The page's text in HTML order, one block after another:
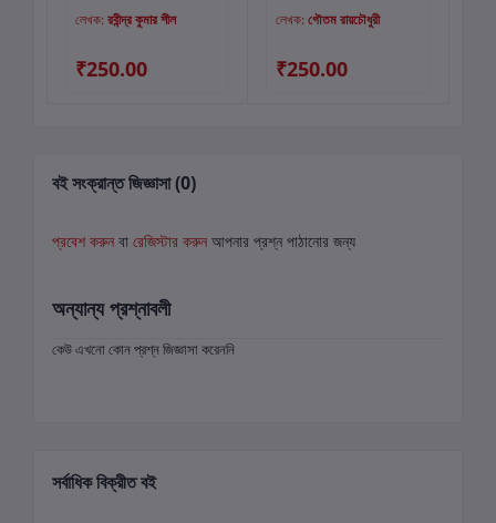
লেখক: রবীন্দ্র কুমার শীল
₹250.00
লেখক: গৌতম রায়চৌধুরী
₹250.00
বই সংক্রান্ত জিজ্ঞাসা (0)
প্রবেশ করুন বা রেজিস্টার করুন আপনার প্রশ্ন পাঠানোর জন্য
অন্যান্য প্রশ্নাবলী
কেউ এখনো কোন প্রশ্ন জিজ্ঞাসা করেননি
সর্বাধিক বিক্রীত বই